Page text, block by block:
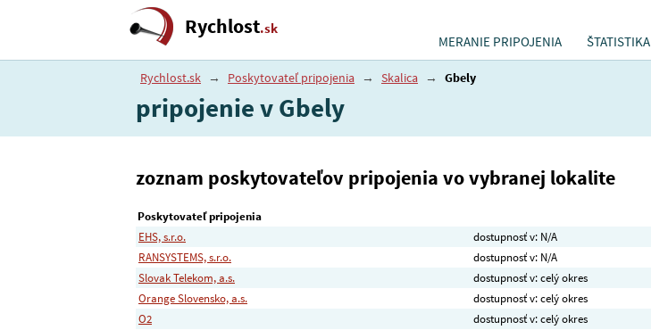
Rychlost.sk
MERANIE PRIPOJENIA ŠTATISTIKA
Rychlost.sk → Poskytovateľ pripojenia → Skalica → Gbely
pripojenie v Gbely
zoznam poskytovateľov pripojenia vo vybranej lokalite
Poskytovateľ pripojenia
EHS, s.r.o.
dostupnosť v: N/A
RANSYSTEMS, s.r.o.
dostupnosť v: N/A
Slovak Telekom, a.s.
dostupnosť v: celý okres
Orange Slovensko, a.s.
dostupnosť v: celý okres
O2
dostupnosť v: celý okres